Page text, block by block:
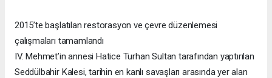
2015’te başlatılan restorasyon ve çevre düzenlemesi
çalışmaları tamamlandı
IV. Mehmet’in annesi Hatice Turhan Sultan tarafından yaptırılan
Seddülbahir Kalesi, tarihin en kanlı savaşları arasında yer alan